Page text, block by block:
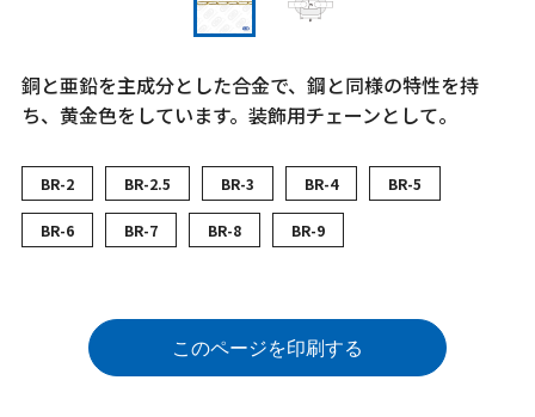
銅と亜鉛を主成分とした合金で、鋼と同様の特性を持
ち、黄金色をしています。装飾用チェーンとして。
BR-2 BR-2.5 BR-3 BR-4 BR-5
BR-6 BR-7 BR-8 BR-9
このページを印刷する